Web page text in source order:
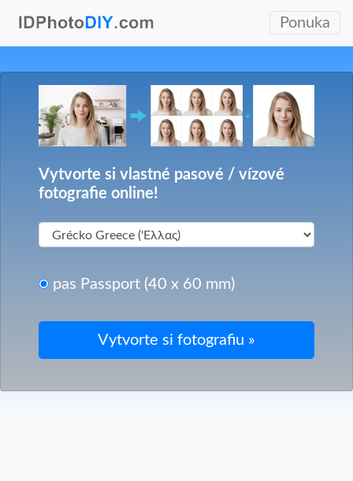
Ponuka
Vytvorte si vlastné pasové / vízové
fotografie online!
pas Passport (40 x 60 mm)